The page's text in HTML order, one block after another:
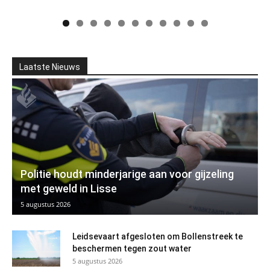
Laatste Nieuws
Politie houdt minderjarige aan voor gijzeling
met geweld in Lisse
5 augustus 2026
Leidsevaart afgesloten om Bollenstreek te
beschermen tegen zout water
5 augustus 2026